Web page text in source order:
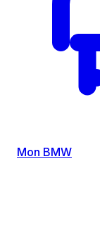
Mon BMW